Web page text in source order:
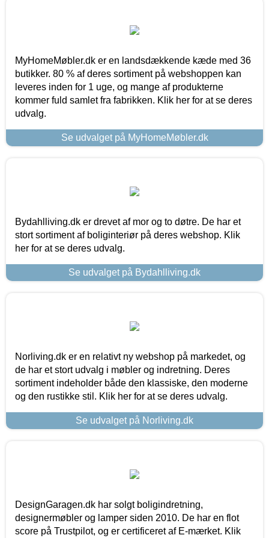
MyHomeMøbler.dk er en landsdækkende kæde med 36
butikker. 80 % af deres sortiment på webshoppen kan
leveres inden for 1 uge, og mange af produkterne
kommer fuld samlet fra fabrikken. Klik her for at se deres
udvalg.
Se udvalget på MyHomeMøbler.dk
Bydahlliving.dk er drevet af mor og to døtre. De har et
stort sortiment af boliginteriør på deres webshop. Klik
her for at se deres udvalg.
Se udvalget på Bydahlliving.dk
Norliving.dk er en relativt ny webshop på markedet, og
de har et stort udvalg i møbler og indretning. Deres
sortiment indeholder både den klassiske, den moderne
og den rustikke stil. Klik her for at se deres udvalg.
Se udvalget på Norliving.dk
DesignGaragen.dk har solgt boligindretning,
designermøbler og lamper siden 2010. De har en flot
score på Trustpilot, og er certificeret af E-mærket. Klik